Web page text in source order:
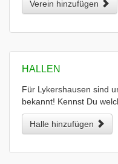
Verein hinzufügen
HALLEN
Für Lykershausen sind
bekannt! Kennst Du
Halle hinzufügen